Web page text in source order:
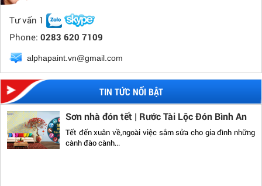
Tư vấn 1
Phone: 0283 620 7109
alphapaint.vn@gmail.com
TIN TỨC NỔI BẬT
Kiến thức cơ bản liên quan tới bột bả
Bột trét tường là gì? Tại sao phải dùng bột trét tường?
Bột trét tường...
Sơn nhà đón tết | Rước Tài Lộc Đón Bình An
Tết đến xuân về,ngoài việc sắm sửa cho gia đình những
cành đào cành...